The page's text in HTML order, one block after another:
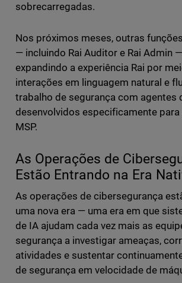
sobrecarregadas.
Nos próximos meses, outras
— incluindo Rai Auditor e Rai Admin
expandindo a experiência Rai por
interações em linguagem natural e
trabalho de segurança com agentes
desenvolvidos especificamente
MSP.
As Operações de
Estão Entrando na Era
As operações de cibersegurança
uma nova era — uma era em que
de IA ajudam cada vez mais as
segurança a investigar ameaças,
atividades e sustentar
de segurança em velocidade de